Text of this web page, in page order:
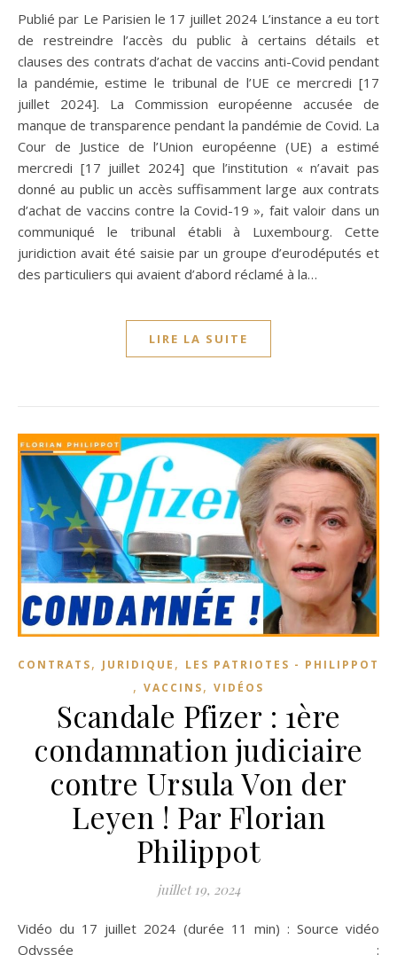
Publié par Le Parisien le 17 juillet 2024 L’instance a eu tort
de restreindre l’accès du public à certains détails et
clauses des contrats d’achat de vaccins anti-Covid pendant
la pandémie, estime le tribunal de l’UE ce mercredi [17
juillet 2024]. La Commission européenne accusée de
manque de transparence pendant la pandémie de Covid. La
Cour de Justice de l’Union européenne (UE) a estimé
mercredi [17 juillet 2024] que l’institution « n’avait pas
donné au public un accès suffisamment large aux contrats
d’achat de vaccins contre la Covid-19 », fait valoir dans un
communiqué le tribunal établi à Luxembourg. Cette
juridiction avait été saisie par un groupe d’eurodéputés et
des particuliers qui avaient d’abord réclamé à la…
LIRE LA SUITE
CONTRATS, JURIDIQUE , LES PATRIOTES - PHILIPPOT
, VACCINS, VIDÉOS
Scandale Pfizer : 1ère
condamnation judiciaire
contre Ursula Von der
Leyen ! Par Florian
Philippot
juillet 19, 2024
Vidéo du 17 juillet 2024 (durée 11 min) : Source vidéo
Odyssée :